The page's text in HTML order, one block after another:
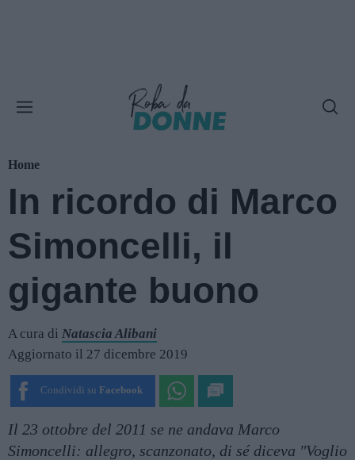
Home
In ricordo di Marco
Simoncelli, il
gigante buono
A cura di Natascia Alibani
Aggiornato il 27 dicembre 2019
Condividi su Facebook
Il 23 ottobre del 2011 se ne andava Marco
Simoncelli: allegro, scanzonato, di sé diceva "Voglio